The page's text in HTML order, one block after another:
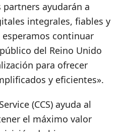
partners ayudarán a
integrales, fiables y
continuar
del Reino Unido
para ofrecer
y eficientes».
(CCS) ayuda al
el máximo valor